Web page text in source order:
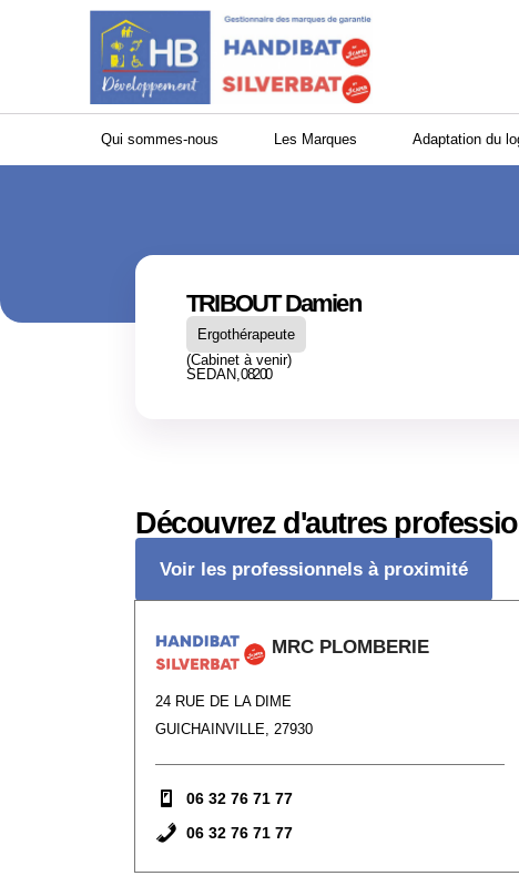
Panneau de gestion des cookies
Qui sommes-nous Les Marques Adaptation du
TRIBOUT Damien
Ergothérapeute
(Cabinet à venir)
SEDAN,08200
Découvrez d'autres
Voir les professionnels à proximité
MRC PLOMBERIE
24 RUE DE LA DIME
GUICHAINVILLE, 27930
06 32 76 71 77
06 32 76 71 77